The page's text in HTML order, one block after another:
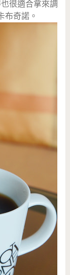
很適合拿來調
布奇諾。